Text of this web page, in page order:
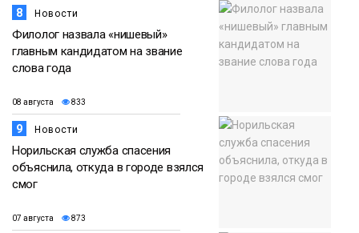
8 Новости
Филолог назвала «нишевый»
главным кандидатом на звание
слова года
08 августа 833
9 Новости
Норильская служба спасения
объяснила, откуда в городе взялся
смог
07 августа 873